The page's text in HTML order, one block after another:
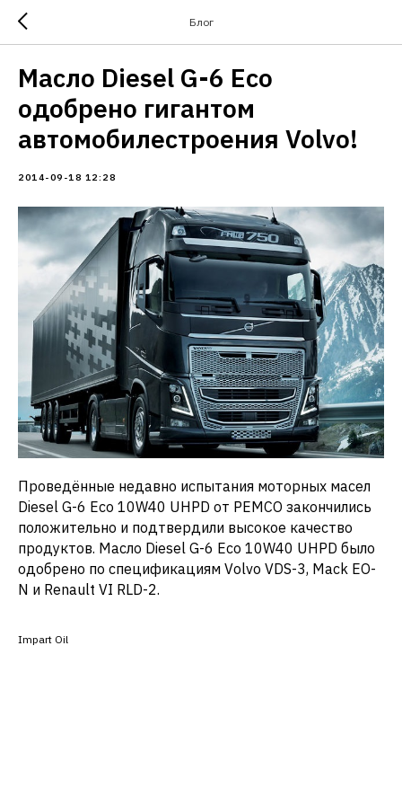
Блог
Масло Diesel G-6 Eco
одобрено гигантом
автомобилестроения Volvo!
2014-09-18 12:28
Проведённые недавно испытания моторных масел
Diesel G-6 Eco 10W40 UHPD от PEMCO закончились
положительно и подтвердили высокое качество
продуктов. Масло Diesel G-6 Eco 10W40 UHPD было
одобрено по спецификациям Volvo VDS-3, Mack EO-
N и Renault VI RLD-2.
Impart Oil